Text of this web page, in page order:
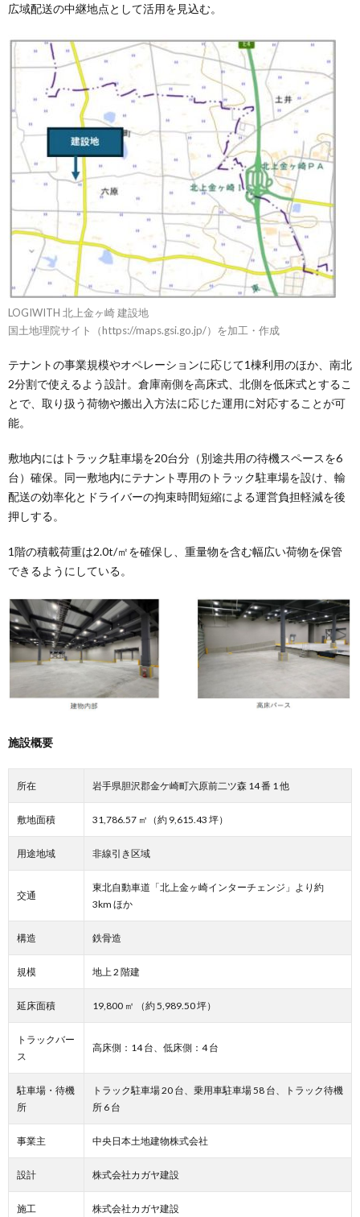
広域配送の中継地点として活用を見込む。
LOGIWITH 北上金ヶ崎 建設地
国土地理院サイト（https://maps.gsi.go.jp/）を加工・作成
テナントの事業規模やオペレーションに応じて1棟利用のほか、南北
2分割で使えるよう設計。倉庫南側を高床式、北側を低床式とするこ
とで、取り扱う荷物や搬出入方法に応じた運用に対応することが可
能。
敷地内にはトラック駐車場を20台分（別途共用の待機スペースを6
台）確保。同一敷地内にテナント専用のトラック駐車場を設け、輸
配送の効率化とドライバーの拘束時間短縮による運営負担軽減を後
押しする。
1階の積載荷重は2.0t/㎡を確保し、重量物を含む幅広い荷物を保管
できるようにしている。
施設概要
所在 岩手県胆沢郡金ケ崎町六原前二ツ森 14 番 1 他
敷地面積 31,786.57 ㎡（約 9,615.43 坪）
用途地域 非線引き区域
交通
東北自動車道「北上金ヶ崎インターチェンジ」より約
3km ほか
構造 鉄骨造
規模 地上 2 階建
延床面積 19,800 ㎡ （約 5,989.50 坪）
トラックバー
ス
高床側：14 台、低床側：4 台
駐車場・待機
所
トラック駐車場 20 台、乗用車駐車場 58 台、トラック待機
所 6 台
事業主 中央日本土地建物株式会社
設計 株式会社カガヤ建設
施工 株式会社カガヤ建設